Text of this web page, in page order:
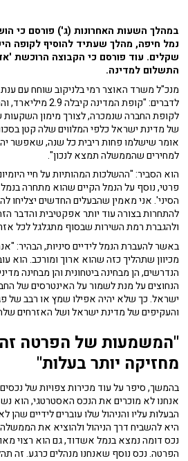
במהלך השעות האחרונות (ג') פורסם כי
שקלים. עוד פורסם כי הקבוצה הרוכשת
התשלום למדינה.
לדברים: "קופת המדינה
לקופת החברה שנמכרה, לצורך מימון
אומר שישלמו פחות ריבית כל שנה, שאפשר
למחירים שהממשלה תמצא לנכון".
הוא הסביר: "ההשלכות המהותיות על חיי
פרטי, נוסף על הנמל הקיים שהוא מתחרה
הסיני'. אני מאמין שהבעלים החדשים יצליחו
להתחרות בצורה עוד יותר אפקטיבית והדבר
ולהגברת רמת השירות שבסוף מתגלגל לכל
באשר להעברת הנמל לידיים סיניות, הבהיר:
מכיוון שתהליך כזה שהוא ארוך ומורכב. הוא
הנדרשים, הן מבחינה ביטחונית והן מבחינה
הנחוצים על מנת לשמור על האינטרסים של
ישראל. כך שלא יהיה אפילו שמץ או רבב של
והעקיפים של מדינת ישראל ושל האזרחים
"המשמעות של הפרטה
מחזיקה יותר בעלות"
בהמשך, סיפר על עוד מכירות צפויות של
אנחנו לא מוכרים את הנכס האסטרטגי, הוא
הבעלות עליו והניהול שלו עוברים לידיים
היא להשביח דרך הניהול ולהוציא את
נכס דומה נמצא בנמל אשדוד, גם הוא רצוי
הפרטה. נכס נוסף שאנחנו מנהלים כרגע. זה